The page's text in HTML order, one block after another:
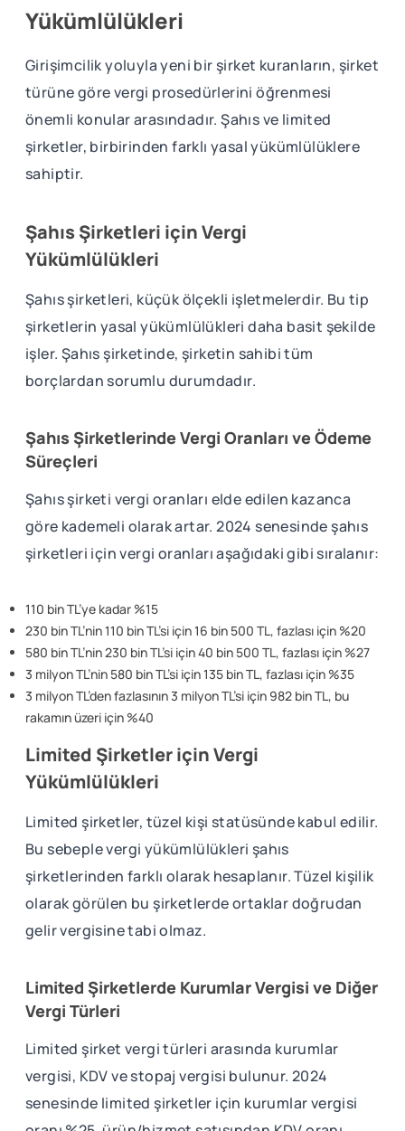
Yükümlülükleri
Girişimcilik yoluyla yeni bir şirket kuranların, şirket
türüne göre vergi prosedürlerini öğrenmesi
önemli konular arasındadır. Şahıs ve limited
şirketler, birbirinden farklı yasal yükümlülüklere
sahiptir.
Şahıs Şirketleri için Vergi
Yükümlülükleri
Şahıs şirketleri, küçük ölçekli işletmelerdir. Bu tip
şirketlerin yasal yükümlülükleri daha basit şekilde
işler. Şahıs şirketinde, şirketin sahibi tüm
borçlardan sorumlu durumdadır.
Şahıs Şirketlerinde Vergi Oranları ve Ödeme
Süreçleri
Şahıs şirketi vergi oranları elde edilen kazanca
göre kademeli olarak artar. 2024 senesinde şahıs
şirketleri için vergi oranları aşağıdaki gibi sıralanır:
110 bin TL’ye kadar %15
230 bin TL’nin 110 bin TL’si için 16 bin 500 TL, fazlası için %20
580 bin TL’nin 230 bin TL’si için 40 bin 500 TL, fazlası için %27
3 milyon TL’nin 580 bin TL’si için 135 bin TL, fazlası için %35
3 milyon TL’den fazlasının 3 milyon TL’si için 982 bin TL, bu
rakamın üzeri için %40
Limited Şirketler için Vergi
Yükümlülükleri
Limited şirketler, tüzel kişi statüsünde kabul edilir.
Bu sebeple vergi yükümlülükleri şahıs
şirketlerinden farklı olarak hesaplanır. Tüzel kişilik
olarak görülen bu şirketlerde ortaklar doğrudan
gelir vergisine tabi olmaz.
Limited Şirketlerde Kurumlar Vergisi ve Diğer
Vergi Türleri
Limited şirket vergi türleri arasında kurumlar
vergisi, KDV ve stopaj vergisi bulunur. 2024
senesinde limited şirketler için kurumlar vergisi